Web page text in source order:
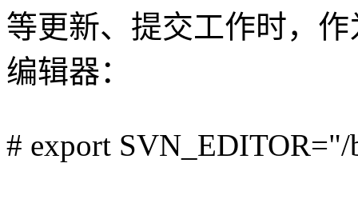
等更新、提交工作时，作
编辑器：
# export